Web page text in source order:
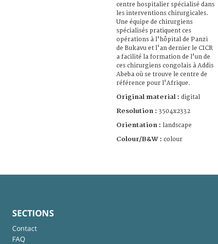
centre hospitalier spécialisé dans
les interventions chirurgicales.
Une équipe de chirurgiens
spécialisés pratiquent ces
opérations à l'hôpital de Panzi
de Bukavu et l'an dernier le CICR
a facilité la formation de l'un de
ces chirurgiens congolais à Addis
Abeba où se trouve le centre de
référence pour l'Afrique.
Original material : digital
Resolution : 3504x2332
Orientation : landscape
Colour/B&W : colour
SECTIONS
Contact
FAQ